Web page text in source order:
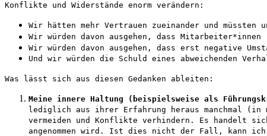
Konflikte und Widerstände enorm verändern:
Wir hätten mehr Vertrauen zueinander und
Wir würden davon ausgehen, dass
Wir würden davon ausgehen, dass erst negative
Und wir würden die Schuld eines abweichenden
Was lässt sich aus diesen Gedanken ableiten:
Meine innere Haltung (beispielsweise als
lediglich aus ihrer Erfahrung heraus manchmal (in
vermeiden und Konflikte verhindern. Es handelt
angenommen wird. Ist dies nicht der Fall, kann ich